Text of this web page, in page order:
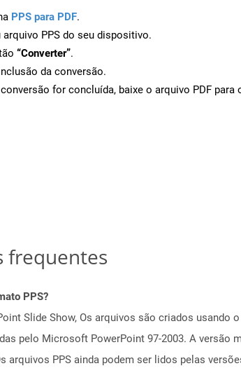
PPS para PDF.
arquivo PPS do seu dispositivo.
“Converter”.
da conversão.
for concluída, baixe o arquivo PDF para
frequentes
PPS?
Slide Show, Os arquivos são criados
pelo Microsoft PowerPoint 97-2003. A versão
arquivos PPS ainda podem ser lidos pelas